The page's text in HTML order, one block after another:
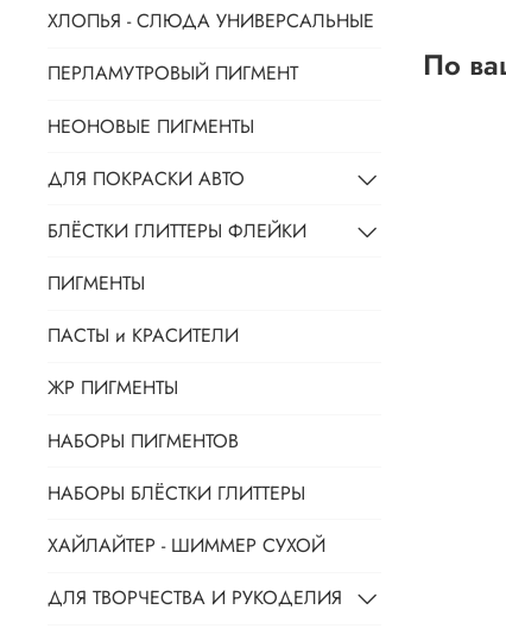
По
ХЛОПЬЯ - СЛЮДА УНИВЕРСАЛЬНЫЕ
ПЕРЛАМУТРОВЫЙ ПИГМЕНТ
НЕОНОВЫЕ ПИГМЕНТЫ
ДЛЯ ПОКРАСКИ АВТО
БЛЁСТКИ ГЛИТТЕРЫ ФЛЕЙКИ
ПИГМЕНТЫ
ПАСТЫ и КРАСИТЕЛИ
ЖР ПИГМЕНТЫ
НАБОРЫ ПИГМЕНТОВ
НАБОРЫ БЛЁСТКИ ГЛИТТЕРЫ
ХАЙЛАЙТЕР - ШИММЕР СУХОЙ
ДЛЯ ТВОРЧЕСТВА И РУКОДЕЛИЯ